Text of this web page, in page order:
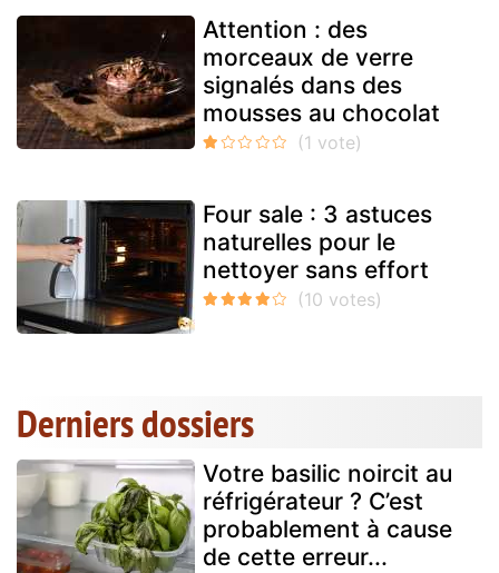
Attention : des
morceaux de verre
signalés dans des
mousses au chocolat
Four sale : 3 astuces
naturelles pour le
nettoyer sans effort
Derniers dossiers
Votre basilic noircit au
réfrigérateur ? C’est
probablement à cause
de cette erreur...